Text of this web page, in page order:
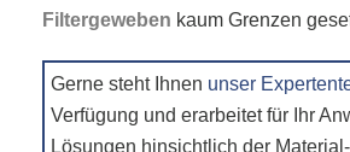
Filtergeweben kaum Grenzen
Gerne steht Ihnen unser
Verfügung und erarbeitet für Ihr
Lösungen hinsichtlich der